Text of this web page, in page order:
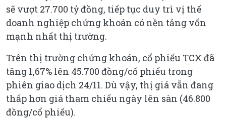
sẽ vượt 27.700 tỷ đồng, tiếp tục duy trì vị thế
doanh nghiệp chứng khoán có nền tảng vốn
mạnh nhất thị trường.
Trên thị trường chứng khoán, cổ phiếu TCX đã
tăng 1,67% lên 45.700 đồng/cổ phiếu trong
phiên giao dịch 24/11. Dù vậy, thị giá vẫn đang
thấp hơn giá tham chiếu ngày lên sàn (46.800
đồng/cổ phiếu).